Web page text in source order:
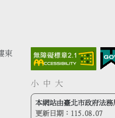
東
小 中 大
本網站由臺北市政府法務
更新日期： 115.08.07